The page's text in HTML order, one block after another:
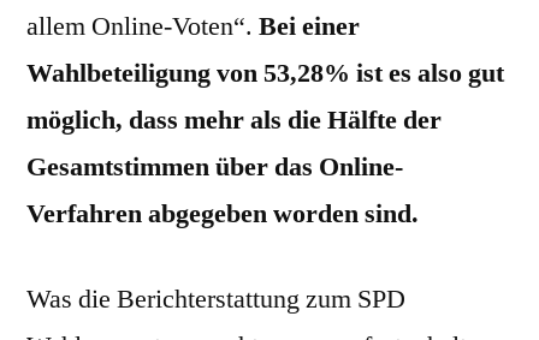
allem Online-Voten“. Bei einer
Wahlbeteiligung von 53,28% ist es also gut
möglich, dass mehr als die Hälfte der
Gesamtstimmen über das Online-
Verfahren abgegeben worden sind.
Was die Berichterstattung zum SPD